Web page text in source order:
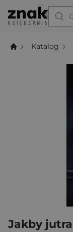
Katalog
Jakby